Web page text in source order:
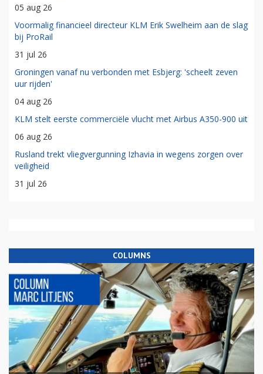
05 aug 26
Voormalig financieel directeur KLM Erik Swelheim aan de slag
bij ProRail
31 jul 26
Groningen vanaf nu verbonden met Esbjerg: 'scheelt zeven
uur rijden'
04 aug 26
KLM stelt eerste commerciële vlucht met Airbus A350-900 uit
06 aug 26
Rusland trekt vliegvergunning Izhavia in wegens zorgen over
veiligheid
31 jul 26
COLUMNS